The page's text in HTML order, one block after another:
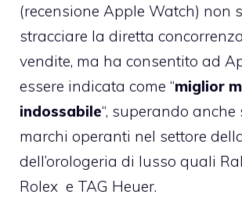
(recensione Apple Watch) non
stracciare la diretta
vendite, ma ha consentito ad
essere indicata come “miglior
indossabile“, superando anche
marchi operanti nel settore
dell’orologeria di lusso quali
Rolex e TAG Heuer.